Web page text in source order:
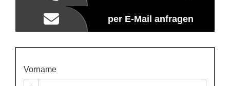
per E-Mail anfragen
Vorname